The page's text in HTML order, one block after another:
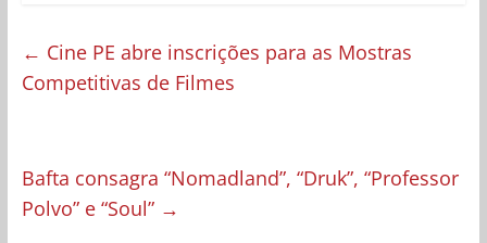
← Cine PE abre inscrições para as Mostras
Competitivas de Filmes
Bafta consagra “Nomadland”, “Druk”, “Professor
Polvo” e “Soul” →